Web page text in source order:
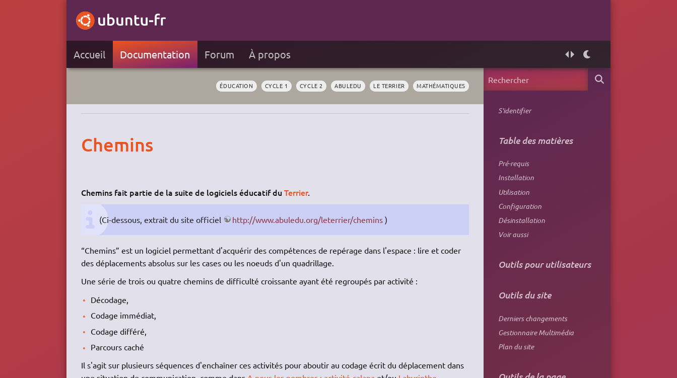
Accueil Documentation Forum À propos
ÉDUCATION CYCLE 1 CYCLE 2 ABULEDU LE TERRIER MATHÉMATIQUES
Chemins
Chemins fait partie de la suite de logiciels éducatif du Terrier.
(Ci-dessous, extrait du site officiel http://www.abuledu.org/leterrier/chemins)
“Chemins” est un logiciel permettant d'acquérir des compétences de repérage dans l'espace : lire et coder
des déplacements absolus sur les cases ou les noeuds d'un quadrillage.
Une série de trois ou quatre chemins de difficulté croissante ayant été regroupés par activité :
Décodage,
Codage immédiat,
Codage différé,
Parcours caché
Il s'agit sur plusieurs séquences d'enchaîner ces activités pour aboutir au codage écrit du déplacement dans
S'identifier
Table des matières
Pré-requis
Installation
Utilisation
Configuration
Désinstallation
Voir aussi
Outils pour utilisateurs
Outils du site
Derniers changements
Gestionnaire Multimédia
Plan du site